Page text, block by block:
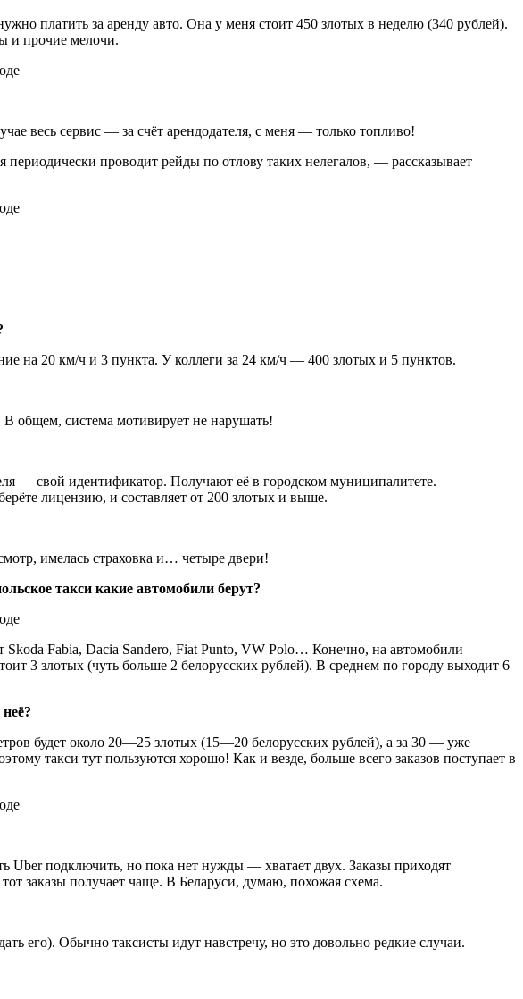
платить за аренду авто. Она у меня стоит 450 злотых в неделю (340 рублей).
и прочие мелочи.
весь сервис — за счёт арендодателя, с меня — только топливо!
проводит рейды по отлову таких нелегалов, — рассказывает
на 20 км/ч и 3 пункта. У коллеги за 24 км/ч — 400 злотых и 5 пунктов.
общем, система мотивирует не нарушать!
— свой идентификатор. Получают её в городском муниципалитете.
лицензию, и составляет от 200 злотых и выше.
имелась страховка и… четыре двери!
такси какие автомобили берут?
Fabia, Dacia Sandero, Fiat Punto, VW Polo… Конечно, на автомобили
3 злотых (чуть больше 2 белорусских рублей). В среднем по городу выходит 6
будет около 20—25 злотых (15—20 белорусских рублей), а за 30 — уже
такси тут пользуются хорошо! Как и везде, больше всего заказов поступает в
подключить, но пока нет нужды — хватает двух. Заказы приходят
заказы получает чаще. В Беларуси, думаю, похожая схема.
его). Обычно таксисты идут навстречу, но это довольно редкие случаи.